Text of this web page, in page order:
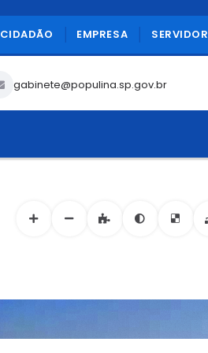
CIDADÃO
EMPRESA SERVIDOR
gabinete@populina.sp.gov.br